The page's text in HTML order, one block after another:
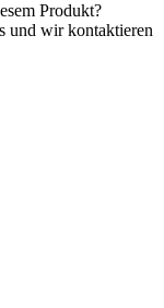
Produkt?
und wir kontaktieren